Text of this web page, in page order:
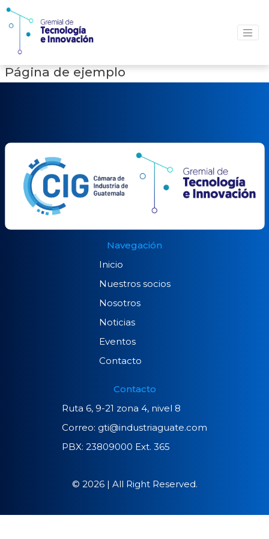
Página de ejemplo
Navegación
Inicio
Nuestros socios
Nosotros
Noticias
Eventos
Contacto
Contacto
Ruta 6, 9-21 zona 4, nivel 8
Correo: gti@industriaguate.com
PBX: 23809000 Ext. 365
© 2026 | All Right Reserved.